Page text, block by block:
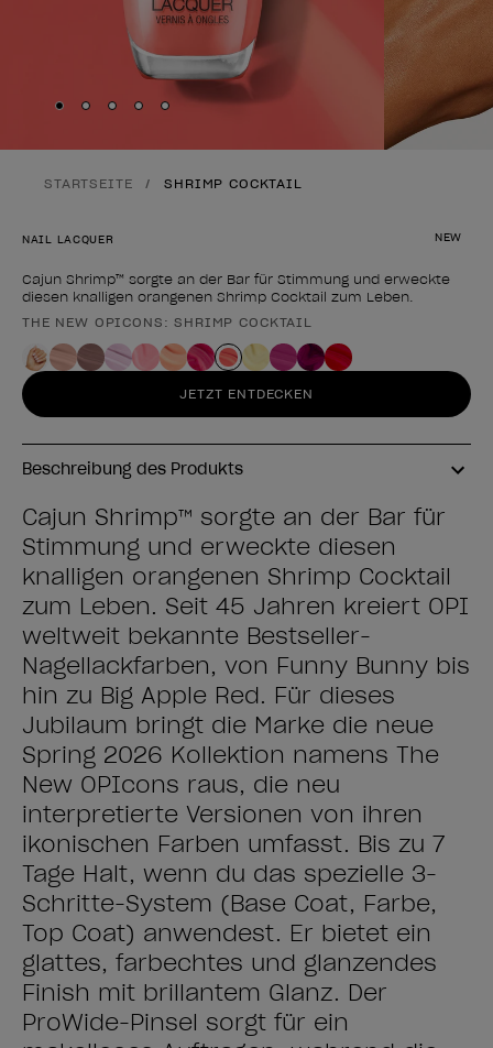
Skip to slide
Skip to slide
Skip to slide
Skip to slide
Skip to slide
STARTSEITE SHRIMP COCKTAIL
NEW
NAIL LACQUER
Cajun Shrimp™ sorgte an der Bar für Stimmung und erweckte
diesen knalligen orangenen Shrimp Cocktail zum Leben.
Form des Produkts
THE NEW OPICONS: SHRIMP COCKTAIL
JETZT ENTDECKEN
Beschreibung des Produkts
Cajun Shrimp™ sorgte an der Bar für
Stimmung und erweckte diesen
knalligen orangenen Shrimp Cocktail
zum Leben. Seit 45 Jahren kreiert OPI
weltweit bekannte Bestseller-
Nagellackfarben, von Funny Bunny bis
hin zu Big Apple Red. Für dieses
Jubiläum bringt die Marke die neue
Spring 2026 Kollektion namens The
New OPIcons raus, die neu
interpretierte Versionen von ihren
ikonischen Farben umfasst. Bis zu 7
Tage Halt, wenn du das spezielle 3-
Schritte-System (Base Coat, Farbe,
Top Coat) anwendest. Er bietet ein
glattes, farbechtes und glänzendes
Finish mit brillantem Glanz. Der
ProWide-Pinsel sorgt für ein